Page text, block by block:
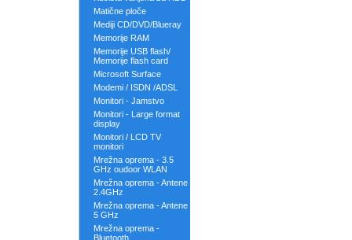
Matične ploče
Mediji CD/DVD/Blueray
Memorije RAM
Memorije USB flash/
Memorije flash card
Microsoft Surface
Modemi / ISDN /ADSL
Monitori - Jamstvo
Monitori - Large format
display
Monitori / LCD TV
monitori
Mrežna oprema - 3.5
GHz oudoor WLAN
Mrežna oprema - Antene
2.4GHz
Mrežna oprema - Antene
5 GHz
Mrežna oprema -
Bluetooth